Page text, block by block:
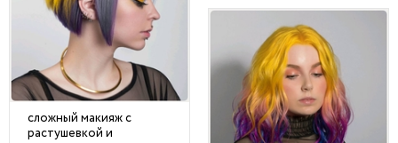
сложный макияж с
растушевкой и